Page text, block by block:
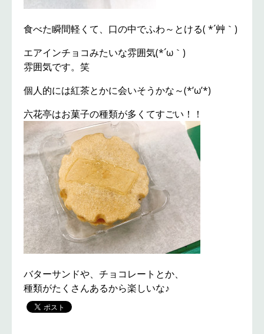
食べた瞬間軽くて、口の中でふわ～とける( *´艸｀)
エアインチョコみたいな雰囲気(*´ω｀)
雰囲気です。笑
個人的には紅茶とかに会いそうかな～(*’ω’*)
六花亭はお菓子の種類が多くてすごい！！
バターサンドや、チョコレートとか、
種類がたくさんあるから楽しいな♪